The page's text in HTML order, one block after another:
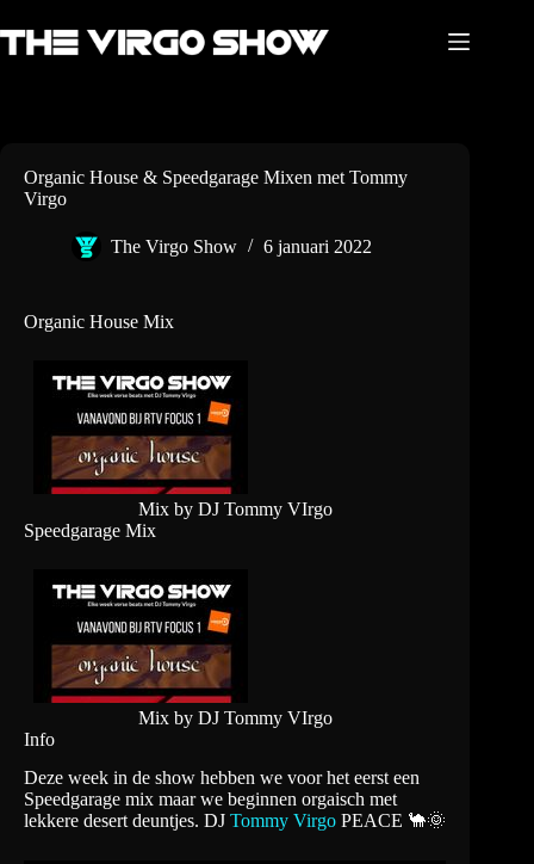
naar
de
Organic House & Speedgarage Mixen met Tommy
Virgo
The Virgo Show 6 januari 2022
Organic House Mix
Mix by DJ Tommy VIrgo
Speedgarage Mix
Mix by DJ Tommy VIrgo
Info
Deze week in de show hebben we voor het eerst een
Speedgarage mix maar we beginnen orgaisch met
lekkere desert deuntjes. DJ Tommy Virgo PEACE 🐪🌞